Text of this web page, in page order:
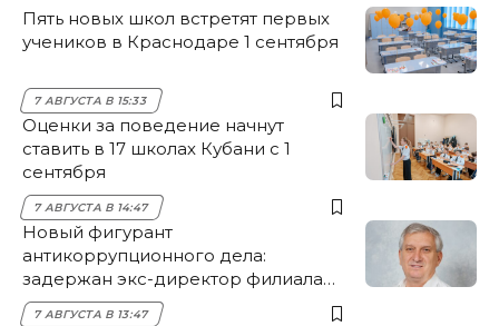
Пять новых школ встретят первых
учеников в Краснодаре 1 сентября
7 АВГУСТА В 15:33
Оценки за поведение начнут
ставить в 17 школах Кубани с 1
сентября
7 АВГУСТА В 14:47
Новый фигурант
антикоррупционного дела:
задержан экс-директор филиала
НЭСК Крымска
7 АВГУСТА В 13:47